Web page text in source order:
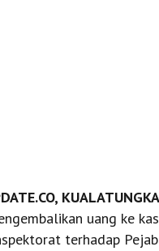
uang ke
terhadap